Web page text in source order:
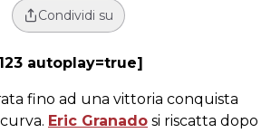
Condividi su
autoplay=true]
fino ad una vittoria conquista
Eric Granado si riscatta dopo